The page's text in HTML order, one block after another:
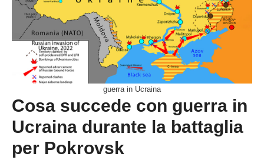
guerra in Ucraina
Cosa succede con guerra in
Ucraina durante la battaglia
per Pokrovsk